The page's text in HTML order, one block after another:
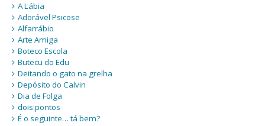
A Lábia
Adorável Psicose
Alfarrábio
Arte Amiga
Boteco Escola
Butecu do Edu
Deitando o gato na grelha
Depósito do Calvin
Dia de Folga
dois:pontos
É o seguinte… tá bem?